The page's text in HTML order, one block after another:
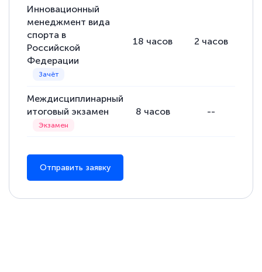
Инновационный
менеджмент вида
спорта в
Российской
Федерации
18 часов 2 часов
Междисциплинарный
итоговый экзамен
8 часов --
Отправить заявку